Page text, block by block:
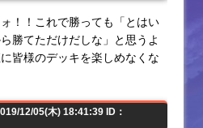
！！これで勝っても「とはい
勝てただけだしな」と思うよ
皆様のデッキを楽しめなくな
12/05(木) 18:41:39 ID：